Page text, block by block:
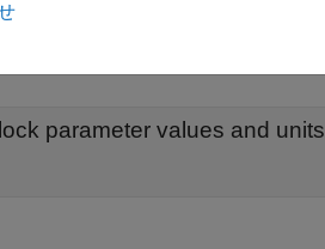
parameter values and units